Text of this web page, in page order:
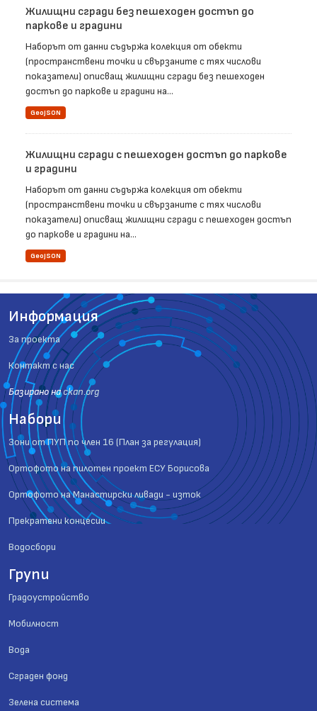
Жилищни сгради без пешеходен достъп до
паркове и градини
Наборът от данни съдържа колекция от обекти
(пространствени точки и свързаните с тях числови
показатели) описващ жилищни сгради без пешеходен
достъп до паркове и градини на...
GeoJSON
Жилищни сгради с пешеходен достъп до паркове
и градини
Наборът от данни съдържа колекция от обекти
(пространствени точки и свързаните с тях числови
показатели) описващ жилищни сгради с пешеходен достъп
до паркове и градини на...
GeoJSON
Информация
За проекта
Контакт с нас
Базиранo наckan.org
Набори
Зони от ПУП по член 16 (План за регулация)
Ортофото на пилотен проект ЕСУ Борисова
Ортофото на Манастирски ливади - изток
Прекратени концесии
Водосбори
Групи
Градоустройство
Мобилност
Вода
Сграден фонд
Зелена система